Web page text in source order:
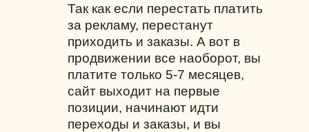
Так как если перестать платить
за рекламу, перестанут
приходить и заказы. А вот в
продвижении все наоборот, вы
платите только 5-7 месяцев,
сайт выходит на первые
позиции, начинают идти
переходы и заказы, и вы